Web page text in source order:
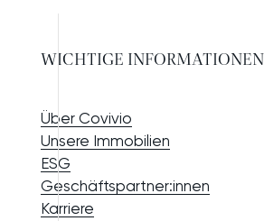
WICHTIGE INFORMATIONEN
Über Covivio
Unsere Immobilien
ESG
Geschäftspartner:innen
Karriere